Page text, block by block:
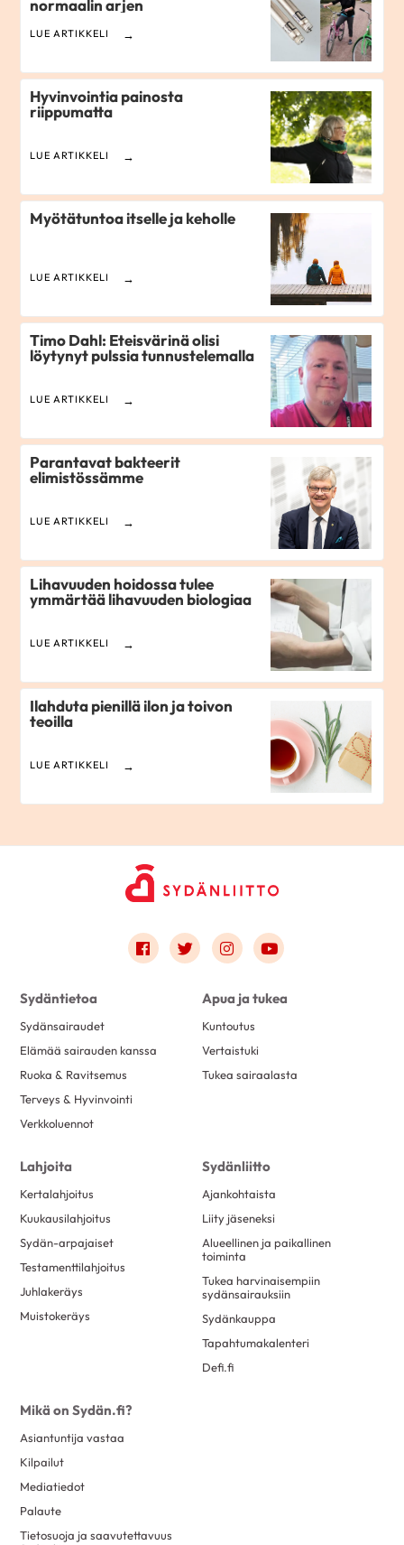
normaalin arjen
LUE ARTIKKELI
Hyvinvointia painosta
riippumatta
LUE ARTIKKELI
Myötätuntoa itselle ja keholle
LUE ARTIKKELI
Timo Dahl: Eteisvärinä olisi
löytynyt pulssia tunnustelemalla
LUE ARTIKKELI
Parantavat bakteerit
elimistössämme
LUE ARTIKKELI
Lihavuuden hoidossa tulee
ymmärtää lihavuuden biologiaa
LUE ARTIKKELI
Ilahduta pienillä ilon ja toivon
teoilla
LUE ARTIKKELI
Link to facebook
Link to twitter
Link to instagram
Link to youtube
Sydäntietoa
Sydänsairaudet
Elämää sairauden kanssa
Ruoka & Ravitsemus
Terveys & Hyvinvointi
Verkkoluennot
Apua ja tukea
Kuntoutus
Vertaistuki
Tukea sairaalasta
Lahjoita
Kertalahjoitus
Kuukausilahjoitus
Sydän-arpajaiset
Testamenttilahjoitus
Juhlakeräys
Muistokeräys
Sydänliitto
Ajankohtaista
Liity jäseneksi
Alueellinen ja paikallinen
toiminta
Tukea harvinaisempiin
sydänsairauksiin
Sydänkauppa
Tapahtumakalenteri
Defi.fi
Mikä on Sydän.fi?
Asiantuntija vastaa
Kilpailut
Mediatiedot
Palaute
Tietosuoja ja saavutettavuus